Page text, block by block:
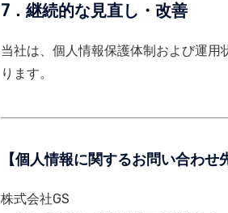
7．継続的な見直し・改善
当社は、個人情報保護体制および運
ります。
【個人情報に関するお問い合わせ
株式会社GS